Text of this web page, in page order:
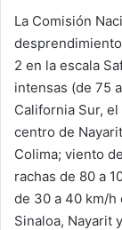
La Comisión
2 en la escala
intensas (de 75
California Sur,
centro de
Colima; viento
rachas de 80 a
de 30 a 40 km/h
Sinaloa, Nayarit